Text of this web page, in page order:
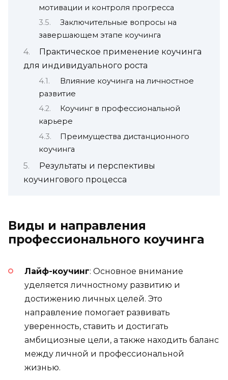
мотивации и контроля прогресса
Заключительные вопросы на
завершающем этапе коучинга
Практическое применение коучинга
для индивидуального роста
Влияние коучинга на личностное
развитие
Коучинг в профессиональной
карьере
Преимущества дистанционного
коучинга
Результаты и перспективы
коучингового процесса
Виды и направления
профессионального коучинга
Лайф-коучинг: Основное внимание
уделяется личностному развитию и
достижению личных целей. Это
направление помогает развивать
уверенность, ставить и достигать
амбициозные цели, а также находить баланс
между личной и профессиональной
жизнью.